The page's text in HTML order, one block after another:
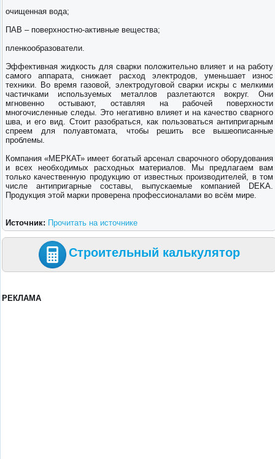
очищенная вода;
ПАВ – поверхностно-активные вещества;
пленкообразователи.
Эффективная жидкость для сварки положительно влияет и на работу
самого аппарата, снижает расход электродов, уменьшает износ
техники. Во время газовой, электродуговой сварки искры с мелкими
частичками используемых металлов разлетаются вокруг. Они
мгновенно остывают, оставляя на рабочей поверхности
многочисленные следы. Это негативно влияет и на качество сварного
шва, и его вид. Стоит разобраться, как пользоваться антипригарным
спреем для полуавтомата, чтобы решить все вышеописанные
проблемы.
Компания «МЕРКАТ» имеет богатый арсенал сварочного оборудования
и всех необходимых расходных материалов. Мы предлагаем вам
только качественную продукцию от известных производителей, в том
числе антипригарные составы, выпускаемые компанией DEKA.
Продукция этой марки проверена профессионалами во всём мире.
Источник: Прочитать на источнике
Строительный калькулятор
РЕКЛАМА